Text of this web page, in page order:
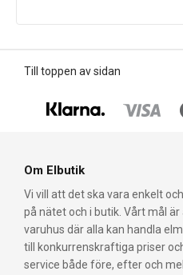
Till toppen av sidan
Om Elbutik
Vi vill att det ska vara enkelt
på nätet och i butik. Vårt mål
varuhus där alla kan handla
till konkurrenskraftiga priser
service både före, efter och